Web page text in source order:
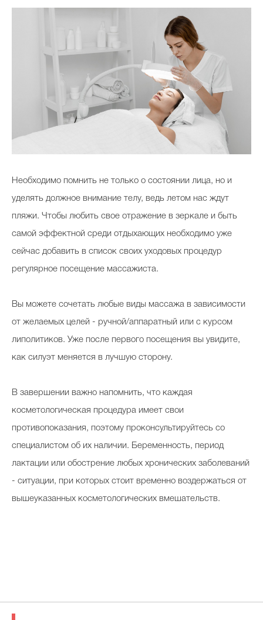
Необходимо помнить не только о состоянии лица, но и
уделять должное внимание телу, ведь летом нас ждут
пляжи. Чтобы любить свое отражение в зеркале и быть
самой эффектной среди отдыхающих необходимо уже
сейчас добавить в список своих уходовых процедур
регулярное посещение массажиста.
Вы можете сочетать любые виды массажа в зависимости
от желаемых целей - ручной/аппаратный или с курсом
липолитиков. Уже после первого посещения вы увидите,
как силуэт меняется в лучшую сторону.
В завершении важно напомнить, что каждая
косметологическая процедура имеет свои
противопоказания, поэтому проконсультируйтесь со
специалистом об их наличии. Беременность, период
лактации или обострение любых хронических заболеваний
- ситуации, при которых стоит временно воздержаться от
вышеуказанных косметологических вмешательств.